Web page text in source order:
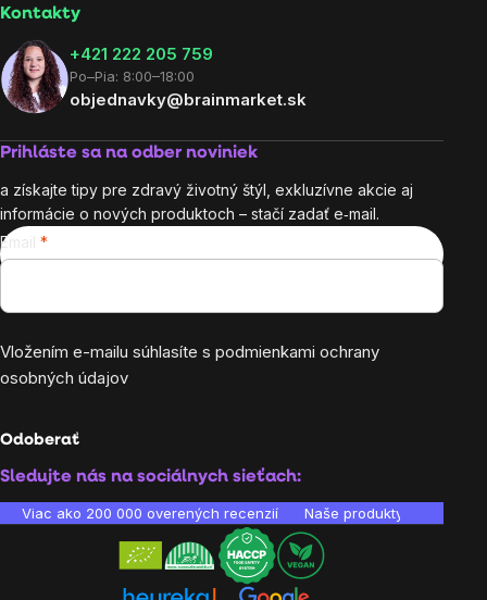
Kontakty
+421 222 205 759
Po–Pia: 8:00–18:00
objednavky@brainmarket.sk
Prihláste sa na odber noviniek
a získajte tipy pre zdravý životný štýl, exkluzívne akcie aj
informácie o nových produktoch – stačí zadať e‑mail.
Email
Vložením e-mailu súhlasíte s podmienkami ochrany
osobných údajov
Odoberať
Sledujte nás na sociálnych sieťach:
Viac ako 200 000 overených recenzií Naše produkty sú